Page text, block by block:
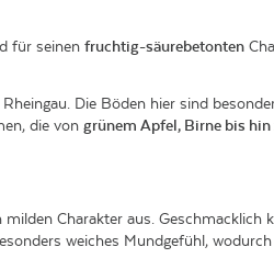
für seinen fruchtig-säurebetonten
Die Böden hier sind
die von grünem Apfel, Birne bis
Charakter aus. Geschmacklich
weiches Mundgefühl,